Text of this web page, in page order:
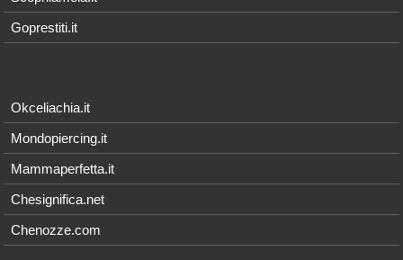
Goprestiti.it
Okceliachia.it
Mondopiercing.it
Mammaperfetta.it
Chesignifica.net
Chenozze.com